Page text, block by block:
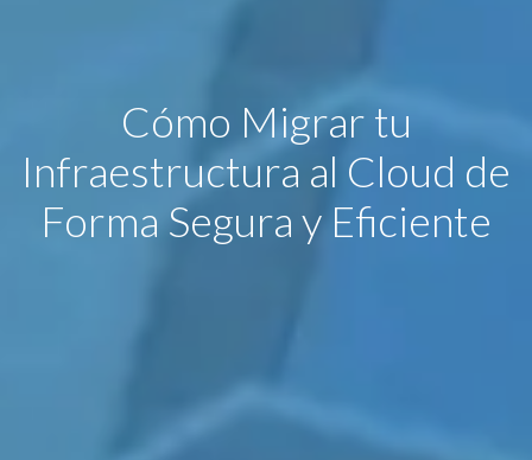
Cómo Migrar tu
Infraestructura al Cloud de
Forma Segura y Eficiente